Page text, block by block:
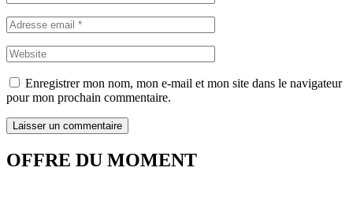
Enregistrer mon nom, mon e-mail et mon site dans le navigateur
pour mon prochain commentaire.
OFFRE DU MOMENT